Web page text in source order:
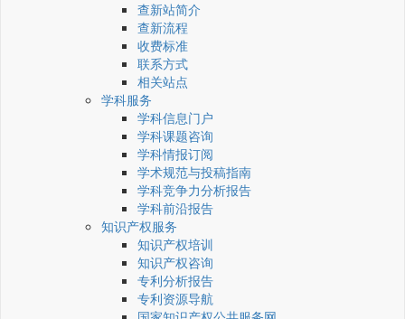
查新站简介
查新流程
收费标准
联系方式
相关站点
学科服务
学科信息门户
学科课题咨询
学科情报订阅
学术规范与投稿指南
学科竞争力分析报告
学科前沿报告
知识产权服务
知识产权培训
知识产权咨询
专利分析报告
专利资源导航